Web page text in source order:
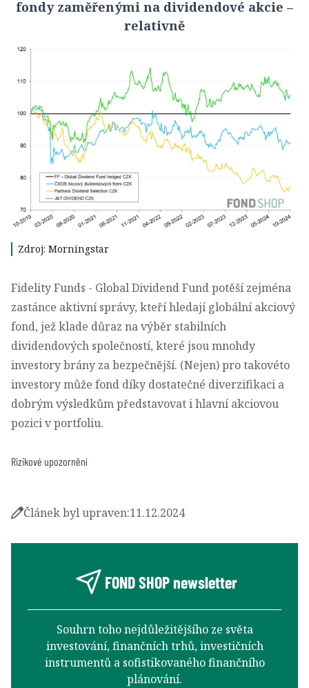
fondy zaměřenými na dividendové akcie –
relativně
Zdroj: Morningstar
Fidelity Funds - Global Dividend Fund potěší zejména
zastánce aktivní správy, kteří hledají globální akciový
fond, jež klade důraz na výběr stabilních
dividendových společností, které jsou mnohdy
investory brány za bezpečnější. (Nejen) pro takovéto
investory může fond díky dostatečné diverzifikaci a
dobrým výsledkům představovat i hlavní akciovou
pozici v portfoliu.
Rizikové upozornění
Článek byl upraven:11.12.2024
FOND SHOP newsletter
Souhrn toho nejdůležitějšího ze světa
investování, finančních trhů, investičních
instrumentů a sofistikovaného finančního
plánování.